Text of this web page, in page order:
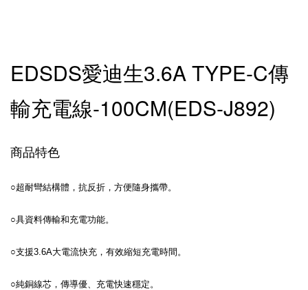
EDSDS愛迪生3.6A TYPE-C傳
輸充電線-100CM(EDS-J892)
商品特色
○超耐彎結構體，抗反折，方便隨身攜帶。
○具資料傳輸和充電功能。
○支援3.6A大電流快充，有效縮短充電時間。
○純銅線芯，傳導優、充電快速穩定。